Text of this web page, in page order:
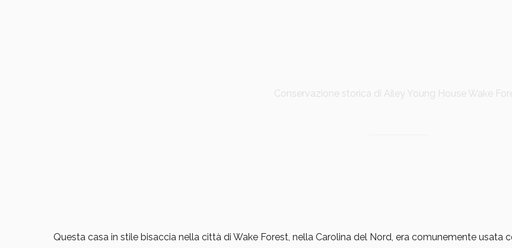
Conservazione storica di Ailey Young House Wake
Questa casa in stile bisaccia nella città di Wake Forest, nella Carolina del Nord, era comunemente usata